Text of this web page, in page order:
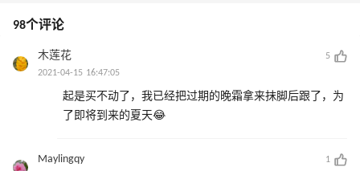
98个评论
木莲花
5
2021-04-15 16:47:05
起是买不动了，我已经把过期的晚霜拿来抹脚后跟了，为
了即将到来的夏天😂
Maylingqy
1